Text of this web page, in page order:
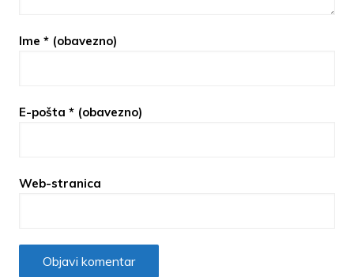
Ime * (obavezno)
E-pošta * (obavezno)
Web-stranica